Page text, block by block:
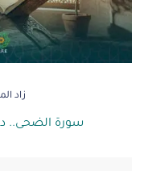
زاد
سورة الضحى..